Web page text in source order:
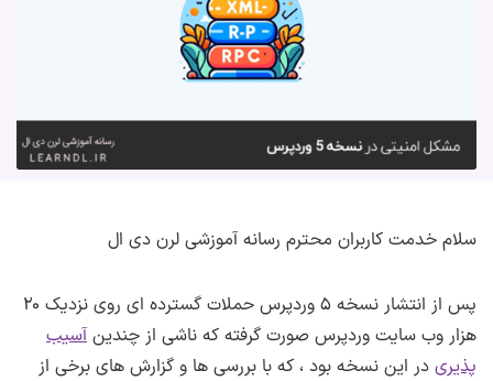
سلام خدمت کاربران محترم رسانه آموزشی لرن دی ال
پس از انتشار نسخه ۵ وردپرس حملات گسترده ای روی نزدیک ۲۰
هزار وب سایت وردپرس صورت گرفته که ناشی از چندین آسیب
پذیری در این نسخه بود ، که با بررسی ها و گزارش های برخی از